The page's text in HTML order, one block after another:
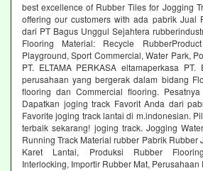
best excellence of Rubber Tiles for Jogging
offering our customers with ada pabrik Jual
dari PT Bagus Unggul Sejahtera
Flooring Material: Recycle
Playground, Sport Commercial, Water Park,
PT. ELTAMA PERKASA eltamaperkasa
perusahaan yang bergerak dalam bidang
flooring dan Commercial flooring.
Dapatkan joging track Favorit Anda dari
Favorite joging track lantai di m.indonesian.
terbaik sekarang! joging track. Jogging
Running Track Material rubber Pabrik Rubber
Karet Lantai, Produksi Rubber
Interlocking, Importir Rubber Mat,